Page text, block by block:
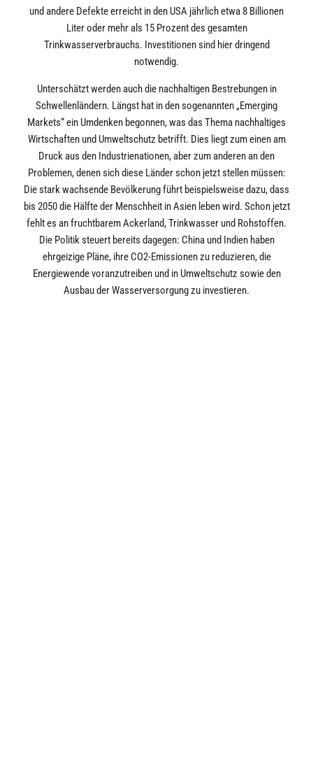
und andere Defekte erreicht in den USA jährlich etwa 8 Billionen
Liter oder mehr als 15 Prozent des gesamten
Trinkwasserverbrauchs. Investitionen sind hier dringend
notwendig.
Unterschätzt werden auch die nachhaltigen Bestrebungen in
Schwellenländern. Längst hat in den sogenannten „Emerging
Markets“ ein Umdenken begonnen, was das Thema nachhaltiges
Wirtschaften und Umweltschutz betrifft. Dies liegt zum einen am
Druck aus den Industrienationen, aber zum anderen an den
Problemen, denen sich diese Länder schon jetzt stellen müssen:
Die stark wachsende Bevölkerung führt beispielsweise dazu, dass
bis 2050 die Hälfte der Menschheit in Asien leben wird. Schon jetzt
fehlt es an fruchtbarem Ackerland, Trinkwasser und Rohstoffen.
Die Politik steuert bereits dagegen: China und Indien haben
ehrgeizige Pläne, ihre CO2-Emissionen zu reduzieren, die
Energiewende voranzutreiben und in Umweltschutz sowie den
Ausbau der Wasserversorgung zu investieren.